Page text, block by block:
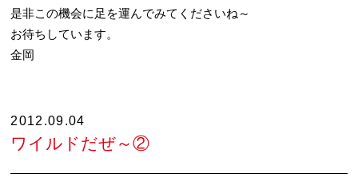
是非この機会に足を運んでみてくださいね～
お待ちしています。
金岡
2012.09.04
ワイルドだぜ～②